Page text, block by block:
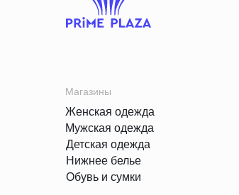
Магазины
Женская одежда
Мужская одежда
Детская одежда
Нижнее белье
Обувь и сумки